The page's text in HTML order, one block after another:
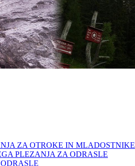
ZA OTROKE IN MLADOSTNIKE
PLEZANJA ZA ODRASLE